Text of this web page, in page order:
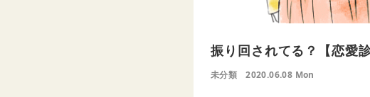
振り回されてる？【恋愛
未分類 2020.06.08 Mon